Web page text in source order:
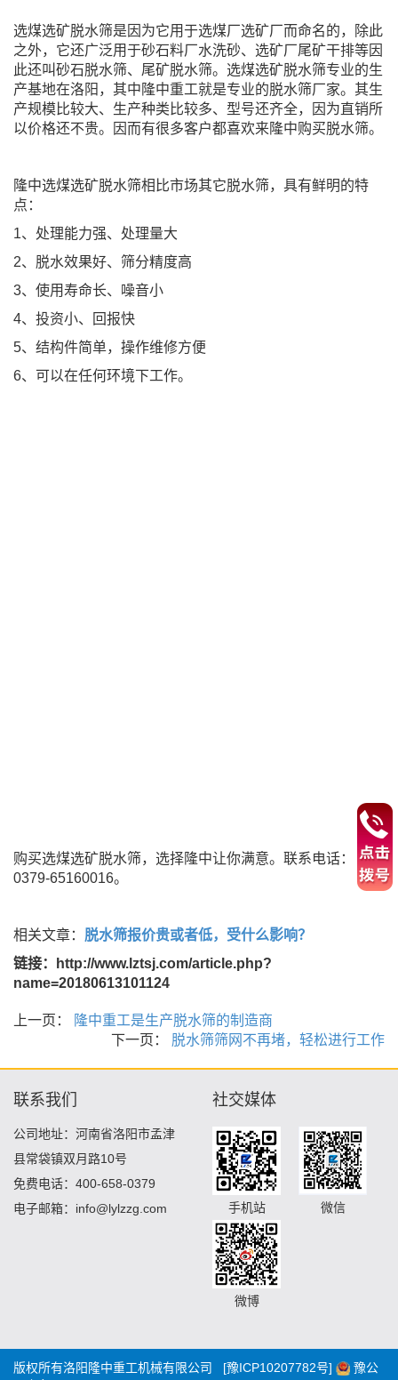
选煤选矿脱水筛是因为它用于选煤厂选矿厂而命名的，除此
之外，它还广泛用于砂石料厂水洗砂、选矿厂尾矿干排等因
此还叫砂石脱水筛、尾矿脱水筛。选煤选矿脱水筛专业的生
产基地在洛阳，其中隆中重工就是专业的脱水筛厂家。其生
产规模比较大、生产种类比较多、型号还齐全，因为直销所
以价格还不贵。因而有很多客户都喜欢来隆中购买脱水筛。
隆中选煤选矿脱水筛相比市场其它脱水筛，具有鲜明的特
点：
1、处理能力强、处理量大
2、脱水效果好、筛分精度高
3、使用寿命长、噪音小
4、投资小、回报快
5、结构件简单，操作维修方便
6、可以在任何环境下工作。
购买选煤选矿脱水筛，选择隆中让你满意。联系电话：
0379-65160016。
相关文章： 脱水筛报价贵或者低，受什么影响？
链接：http://www.lztsj.com/article.php?
name=20180613101124
上一页：
隆中重工是生产脱水筛的制造商
下一页：
脱水筛筛网不再堵，轻松进行工作
联系我们
公司地址：河南省洛阳市孟津
县常袋镇双月路10号
免费电话：400-658-0379
电子邮箱：info@lylzzg.com
社交媒体
手机站 微信
微博
版权所有洛阳隆中重工机械有限公司 [豫ICP10207782号]
豫公